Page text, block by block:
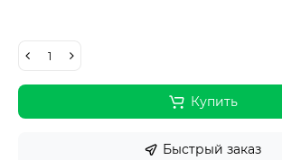
Купить
Быстрый заказ